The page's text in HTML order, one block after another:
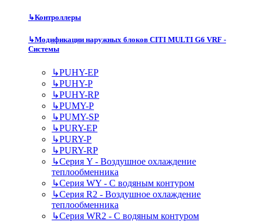
↳Контроллеры
↳Модификации наружных блоков CITI MULTI G6 VRF -
Системы
↳PUHY-EP
↳PUHY-P
↳PUHY-RP
↳PUMY-P
↳PUMY-SP
↳PURY-EP
↳PURY-P
↳PURY-RP
↳Серия Y - Воздушное охлаждение
теплообменника
↳Серия WY - С водяным контуром
↳Серия R2 - Воздушное охлаждение
теплообменника
↳Серия WR2 - С водяным контуром